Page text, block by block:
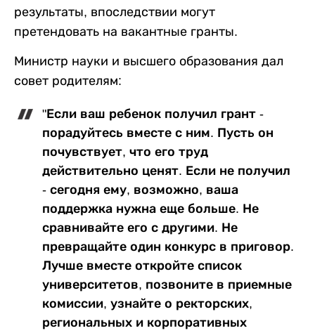
результаты, впоследствии могут
претендовать на вакантные гранты.
Министр науки и высшего образования дал
совет родителям:
"Если ваш ребенок получил грант -
порадуйтесь вместе с ним. Пусть он
почувствует, что его труд
действительно ценят. Если не получил
- сегодня ему, возможно, ваша
поддержка нужна еще больше. Не
сравнивайте его с другими. Не
превращайте один конкурс в приговор.
Лучше вместе откройте список
университетов, позвоните в приемные
комиссии, узнайте о ректорских,
региональных и корпоративных